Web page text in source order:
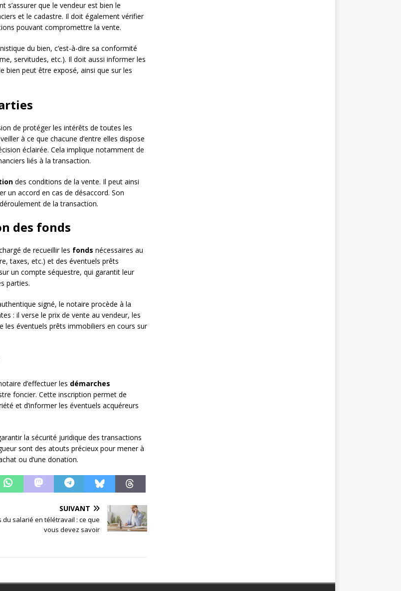
que le vendeur est bien le
et le cadastre. Il doit également vérifier
pouvant compromettre la vente.
du bien, c’est-à-dire sa conformité
servitudes, etc.). Il doit aussi informer les
bien peut être exposé, ainsi que sur les
de protéger les intérêts de toutes les
à ce que chacune d’entre elles dispose
éclairée. Cela implique notamment de
liés à la transaction.
des conditions de la vente. Il peut ainsi
un accord en cas de désaccord. Son
de la transaction.
des fonds
de recueillir les fonds nécessaires au
taxes, etc.) et des éventuels prêts
un compte séquestre, qui garantit leur
parties.
signé, le notaire procède à la
: il verse le prix de vente au vendeur, les
éventuels prêts immobiliers en cours sur
d’effectuer les démarches
foncier. Cette inscription permet de
et d’informer les éventuels acquéreurs
la sécurité juridique des transactions
sont des atouts précieux pour mener à
ou d’une donation.
SUIVANT
du salarié en télétravail : ce que
vous devez savoir